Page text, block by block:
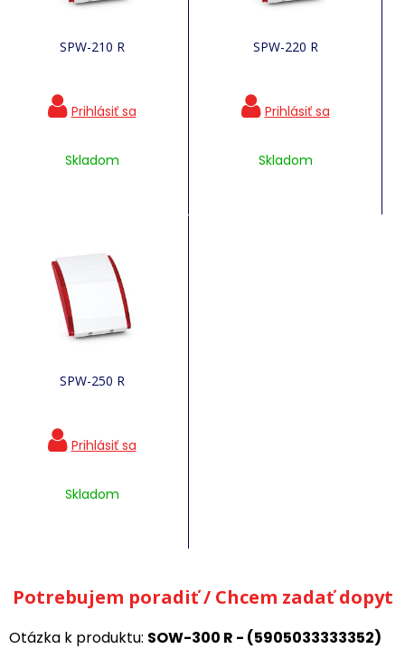
SPW-210 R
Skladom
SPW-220 R
Skladom
SPW-250 R
Skladom
Potrebujem poradiť / Chcem zadať dopyt
Otázka k produktu: SOW-300 R - (5905033333352)